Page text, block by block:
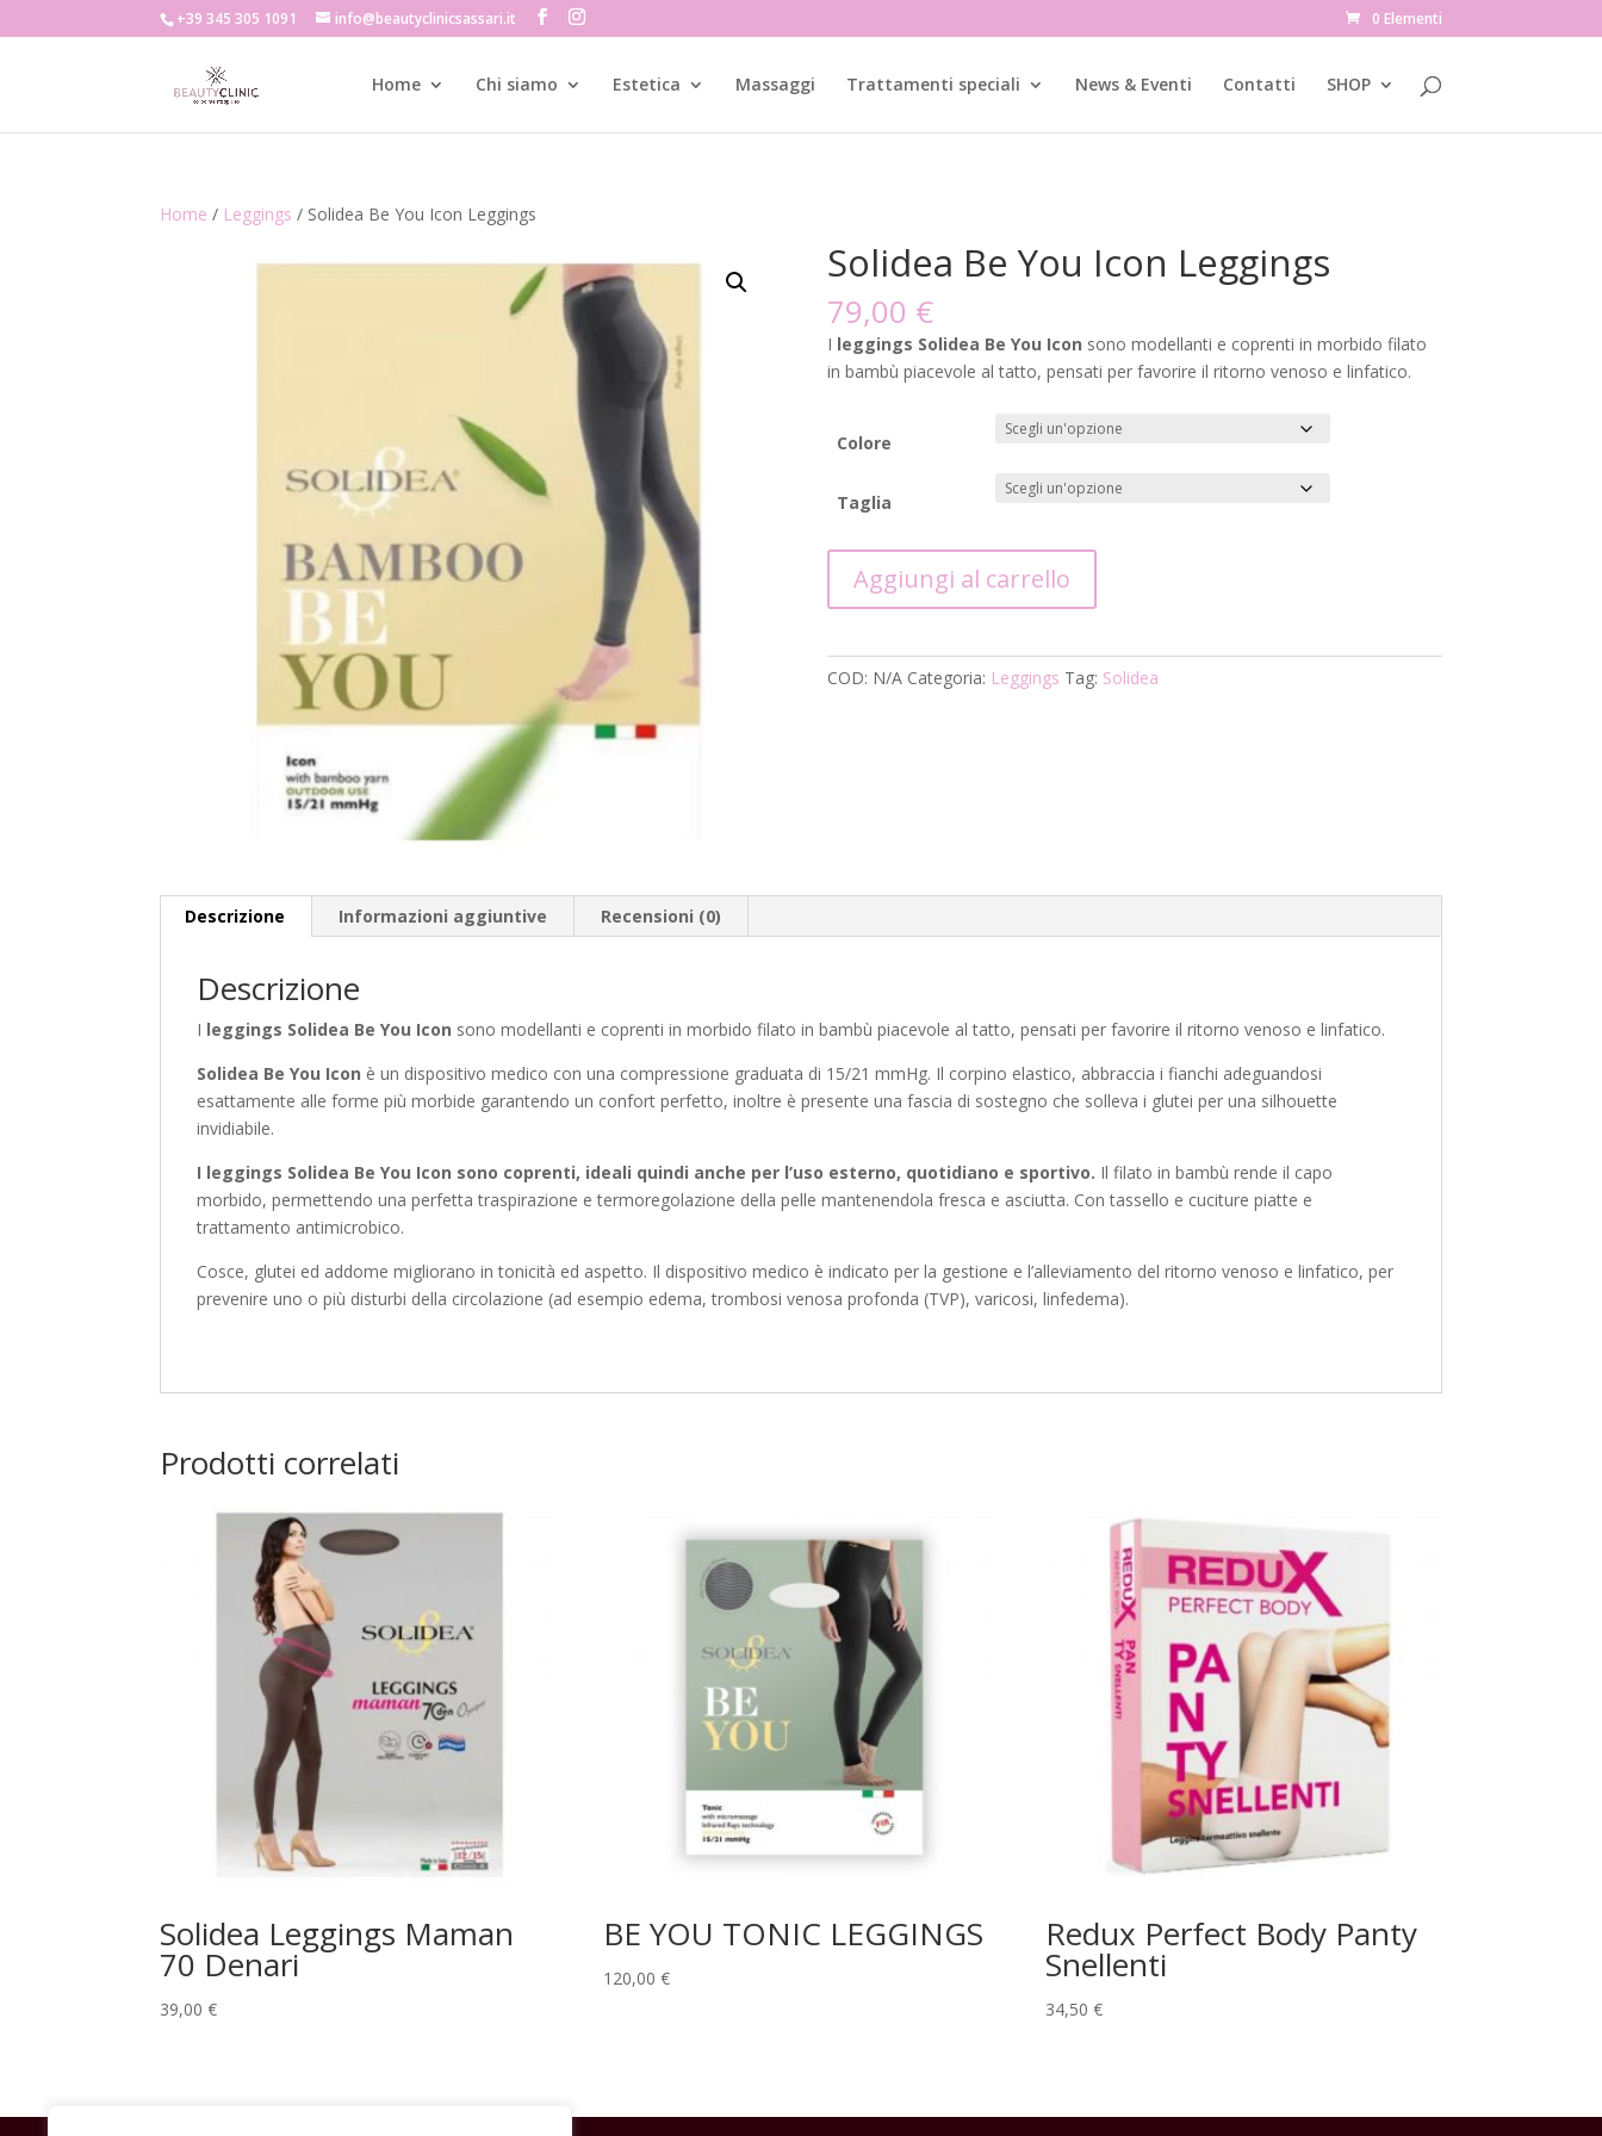
+39 345 305 1091 info@beautyclinicsassari.it 0 Elementi
Home Chi siamo Estetica Massaggi Trattamenti speciali News & Eventi Contatti SHOP
Home / Leggings / Solidea Be You Icon Leggings
Solidea Be You Icon Leggings
79,00 €
I leggings Solidea Be You Icon sono modellanti e coprenti in morbido filato
in bambù piacevole al tatto, pensati per favorire il ritorno venoso e linfatico.
Colore
Taglia
You
Leggings
Aggiungi al carrello
COD: N/A Categoria: Leggings Tag: Solidea
Descrizione Informazioni aggiuntive Recensioni (0)
Descrizione
I leggings Solidea Be You Icon sono modellanti e coprenti in morbido filato in bambù piacevole al tatto, pensati per favorire il ritorno venoso e linfatico.
Solidea Be You Icon è un dispositivo medico con una compressione graduata di 15/21 mmHg. Il corpino elastico, abbraccia i fianchi adeguandosi
esattamente alle forme più morbide garantendo un confort perfetto, inoltre è presente una fascia di sostegno che solleva i glutei per una silhouette
invidiabile.
I leggings Solidea Be You Icon sono coprenti, ideali quindi anche per l’uso esterno, quotidiano e sportivo. Il filato in bambù rende il capo
morbido, permettendo una perfetta traspirazione e termoregolazione della pelle mantenendola fresca e asciutta. Con tassello e cuciture piatte e
trattamento antimicrobico.
Cosce, glutei ed addome migliorano in tonicità ed aspetto. Il dispositivo medico è indicato per la gestione e l’alleviamento del ritorno venoso e linfatico, per
prevenire uno o più disturbi della circolazione (ad esempio edema, trombosi venosa profonda (TVP), varicosi, linfedema).
Prodotti correlati
Solidea Leggings Maman
70 Denari
39,00€
BE YOU TONIC LEGGINGS
120,00 €
Redux Perfect Body Panty
Snellenti
34,50€